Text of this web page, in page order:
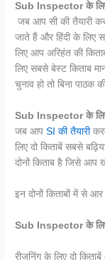
Sub Inspector के
जब आप सी की तैयारी
जाते हैं और हिंदी के लिए
लिए आप अरिहंत की
लिए सबसे बेस्ट किताब
चुनाव हो तो बिना पाठक
Sub Inspector के लिए
जब आपSI की तैयारी
लिए दो किताबें सबसे
दोनों किताब है जिसे आप
इन दोनों किताबों में से
Sub Inspector के
रीजनिंग के लिए दो